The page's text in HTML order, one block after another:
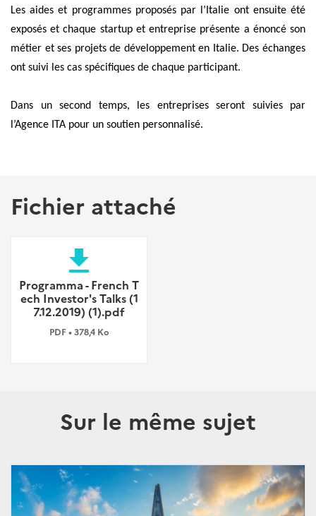
Les aides et programmes proposés par l’Italie ont ensuite été
exposés et chaque startup et entreprise présente a énoncé son
métier et ses projets de développement en Italie. Des échanges
ont suivi les cas spécifiques de chaque participant.
Dans un second temps, les entreprises seront suivies par
l’Agence ITA pour un soutien personnalisé.
Fichier attaché
file_download
Programma - French T
ech Investor's Talks (1
7.12.2019) (1).pdf
PDF • 378,4 Ko
Sur le même sujet